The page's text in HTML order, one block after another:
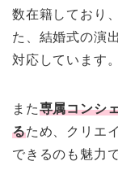
数在籍しており
た、結婚式の演
対応しています。
また専属コンシ
るため、クリエ
できるのも魅力で